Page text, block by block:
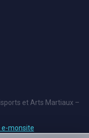
et Arts Martiaux –
e-monsite